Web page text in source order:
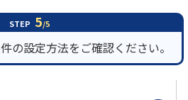
STEP 5/5
の設定方法をご確認ください。